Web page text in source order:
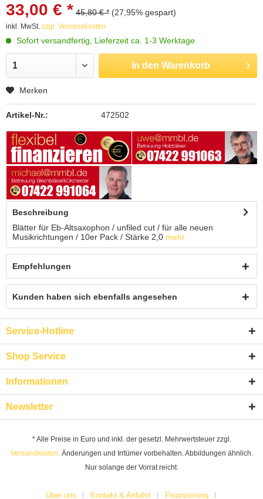
33,00 € * 45,80 € * (27,95% gespart)
inkl. MwSt. zzgl. Versandkosten
Sofort versandfertig, Lieferzeit ca. 1-3 Werktage
In den Warenkorb
Merken
Artikel-Nr.: 472502
Beschreibung
Blätter für Eb-Altsaxophon / unfiled cut / für alle neuen
Musikrichtungen / 10er Pack / Stärke 2,0 mehr
Empfehlungen
Kunden haben sich ebenfalls angesehen
Service-Hotline
Shop Service
Informationen
Newsletter
* Alle Preise in Euro und inkl. der gesetzl. Mehrwertsteuer zzgl.
Versandkosten.Änderungen und Irrtümer vorbehalten. Abbildungen ähnlich.
Nur solange der Vorrat reicht.
Über uns Kontakt & Anfahrt Finanzierung